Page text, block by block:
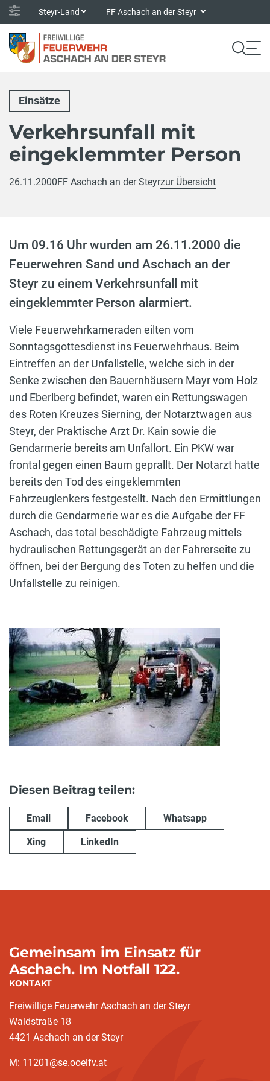
Steyr-Land FF Aschach an der Steyr
Einsätze
Verkehrsunfall mit
eingeklemmter Person
26.11.2000FF Aschach an der Steyrzur Übersicht
Um 09.16 Uhr wurden am 26.11.2000 die
Feuerwehren Sand und Aschach an der
Steyr zu einem Verkehrsunfall mit
eingeklemmter Person alarmiert.
Viele Feuerwehrkameraden eilten vom
Sonntagsgottesdienst ins Feuerwehrhaus. Beim
Eintreffen an der Unfallstelle, welche sich in der
Senke zwischen den Bauernhäusern Mayr vom Holz
und Eberlberg befindet, waren ein Rettungswagen
des Roten Kreuzes Sierning, der Notarztwagen aus
Steyr, der Praktische Arzt Dr. Kain sowie die
Gendarmerie bereits am Unfallort. Ein PKW war
frontal gegen einen Baum geprallt. Der Notarzt hatte
bereits den Tod des eingeklemmten
Fahrzeuglenkers festgestellt. Nach den Ermittlungen
durch die Gendarmerie war es die Aufgabe der FF
Aschach, das total beschädigte Fahrzeug mittels
hydraulischen Rettungsgerät an der Fahrerseite zu
öffnen, bei der Bergung des Toten zu helfen und die
Unfallstelle zu reinigen.
Diesen Beitrag teilen:
Email Facebook Whatsapp
Xing LinkedIn
Gemeinsam im Einsatz für
Aschach. Im Notfall 122.
KONTAKT
Freiwillige Feuerwehr Aschach an der Steyr
Waldstraße 18
4421 Aschach an der Steyr
M: 11201@se.ooelfv.at